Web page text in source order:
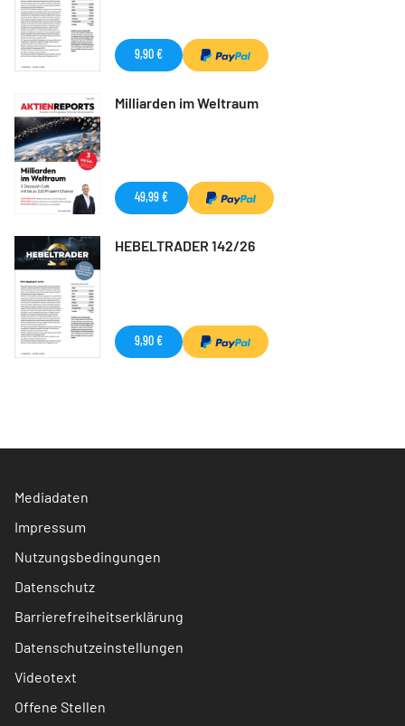
9,90 €
Milliarden im Weltraum
49,99 €
HEBELTRADER 142/26
9,90 €
Mediadaten
Impressum
Nutzungsbedingungen
Datenschutz
Barrierefreiheitserklärung
Datenschutzeinstellungen
Videotext
Offene Stellen